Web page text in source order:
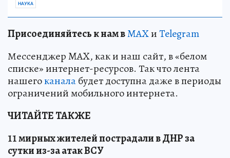
НАУКА
Присоединяйтесь к нам вMAXиTelegram
Мессенджер MAX, как и наш сайт, в «белом
списке» интернет-ресурсов. Так что лента
нашегоканалабудет доступна даже в периоды
ограничений мобильного интернета.
ЧИТАЙТЕ ТАКЖЕ
11 мирных жителей пострадали в ДНР за
сутки из-за атак ВСУ